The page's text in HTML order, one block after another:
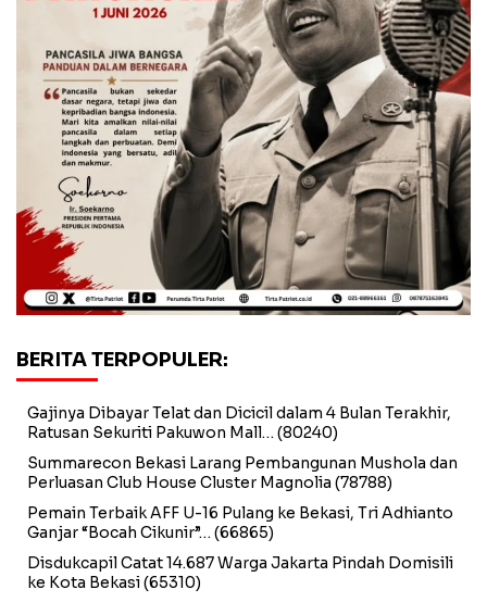
BERITA TERPOPULER:
Gajinya Dibayar Telat dan Dicicil dalam 4 Bulan Terakhir,
Ratusan Sekuriti Pakuwon Mall… (80240)
Summarecon Bekasi Larang Pembangunan Mushola dan
Perluasan Club House Cluster Magnolia (78788)
Pemain Terbaik AFF U-16 Pulang ke Bekasi, Tri Adhianto
Ganjar “Bocah Cikunir”… (66865)
Disdukcapil Catat 14.687 Warga Jakarta Pindah Domisili
ke Kota Bekasi(65310)